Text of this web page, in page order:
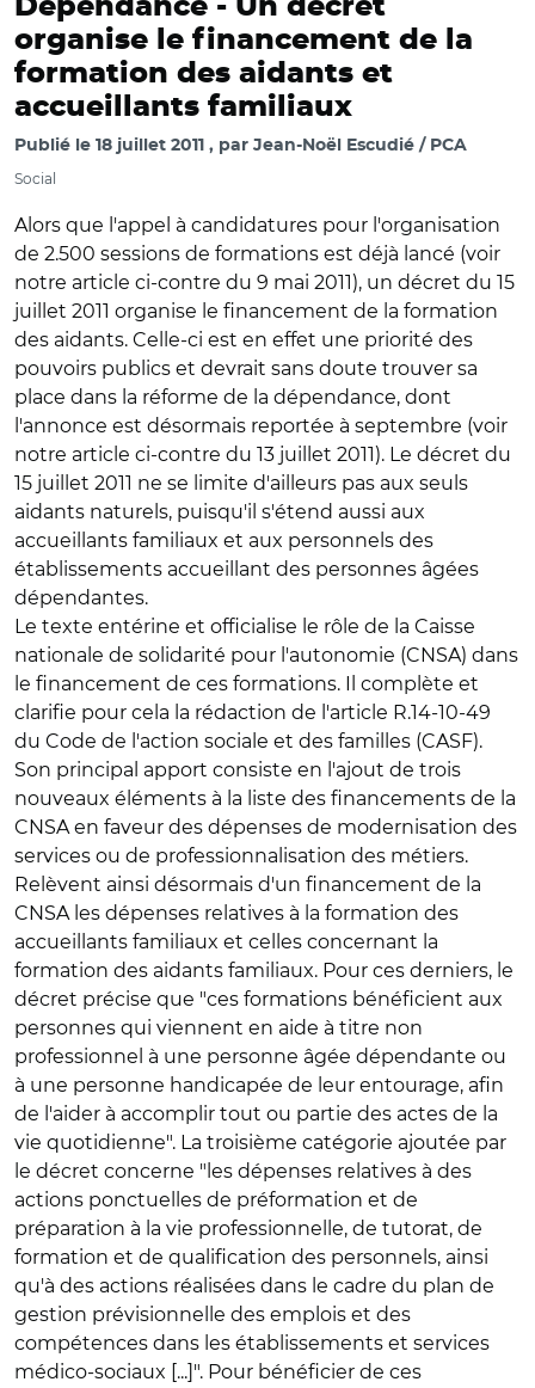
Dépendance - Un décret
organise le financement de la
formation des aidants et
accueillants familiaux
Publié le 18 juillet 2011 par Jean-Noël Escudié / PCA
Social
Alors que l'appel à candidatures pour l'organisation
de 2.500 sessions de formations est déjà lancé (voir
notre article ci-contre du 9 mai 2011), un décret du 15
juillet 2011 organise le financement de la formation
des aidants. Celle-ci est en effet une priorité des
pouvoirs publics et devrait sans doute trouver sa
place dans la réforme de la dépendance, dont
l'annonce est désormais reportée à septembre (voir
notre article ci-contre du 13 juillet 2011). Le décret du
15 juillet 2011 ne se limite d'ailleurs pas aux seuls
aidants naturels, puisqu'il s'étend aussi aux
accueillants familiaux et aux personnels des
établissements accueillant des personnes âgées
dépendantes.
Le texte entérine et officialise le rôle de la Caisse
nationale de solidarité pour l'autonomie (CNSA) dans
le financement de ces formations. Il complète et
clarifie pour cela la rédaction de l'article R.14-10-49
du Code de l'action sociale et des familles (CASF).
Son principal apport consiste en l'ajout de trois
nouveaux éléments à la liste des financements de la
CNSA en faveur des dépenses de modernisation des
services ou de professionnalisation des métiers.
Relèvent ainsi désormais d'un financement de la
CNSA les dépenses relatives à la formation des
accueillants familiaux et celles concernant la
formation des aidants familiaux. Pour ces derniers, le
décret précise que "ces formations bénéficient aux
personnes qui viennent en aide à titre non
professionnel à une personne âgée dépendante ou
à une personne handicapée de leur entourage, afin
de l'aider à accomplir tout ou partie des actes de la
vie quotidienne". La troisième catégorie ajoutée par
le décret concerne "les dépenses relatives à des
actions ponctuelles de préformation et de
préparation à la vie professionnelle, de tutorat, de
formation et de qualification des personnels, ainsi
qu'à des actions réalisées dans le cadre du plan de
gestion prévisionnelle des emplois et des
compétences dans les établissements et services
médico-sociaux [...]". Pour bénéficier de ces